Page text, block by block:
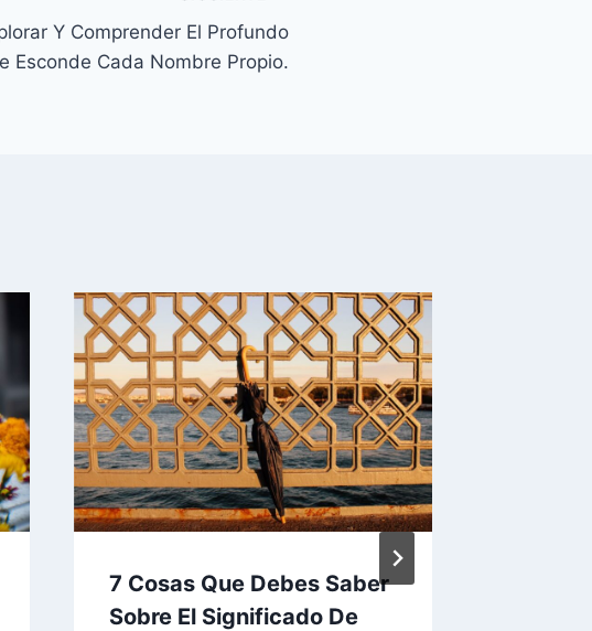
Y Comprender El Profundo
Esconde Cada Nombre Propio.
7 Cosas Que Debes Saber
Sobre El Significado De